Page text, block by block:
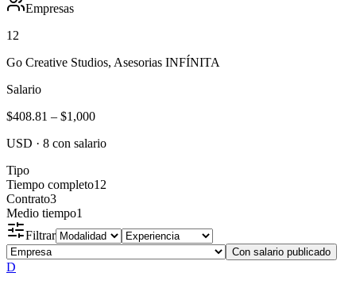
Empresas
12
Go Creative Studios, Asesorias INFÍNITA
Salario
$408.81 – $1,000
USD · 8 con salario
Tipo
Tiempo completo12
Contrato3
Medio tiempo1
Filtrar
Con salario publicado
D